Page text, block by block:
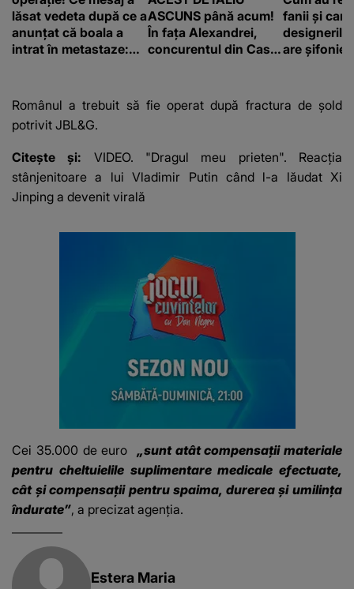
lăsat vedeta după ce a
anunțat că boala a
intrat în metastaze:
ASCUNS până acum!
În fața Alexandrei,
concurentul din Casa
NEAȘTEPTATĂ despre
mama sa: "I-am spus
fanii și
are
Românul a trebuit să fie operat după fractura de șold
potrivit JBL&G.
Citește și: VIDEO. "Dragul meu prieten". Reacția
stânjenitoare a lui Vladimir Putin când l-a lăudat Xi
Jinping a devenit virală
Cei 35.000 de euro „sunt atât compensații materiale
pentru cheltuielile suplimentare medicale efectuate,
cât și compensații pentru spaima, durerea și umilința
îndurate”, a precizat agenția.
Estera Maria